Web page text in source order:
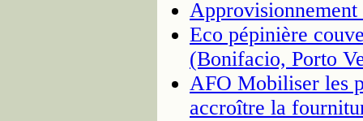
Eco pépinière
(Bonifacio, Porto
AFO Mobiliser les
accroître la